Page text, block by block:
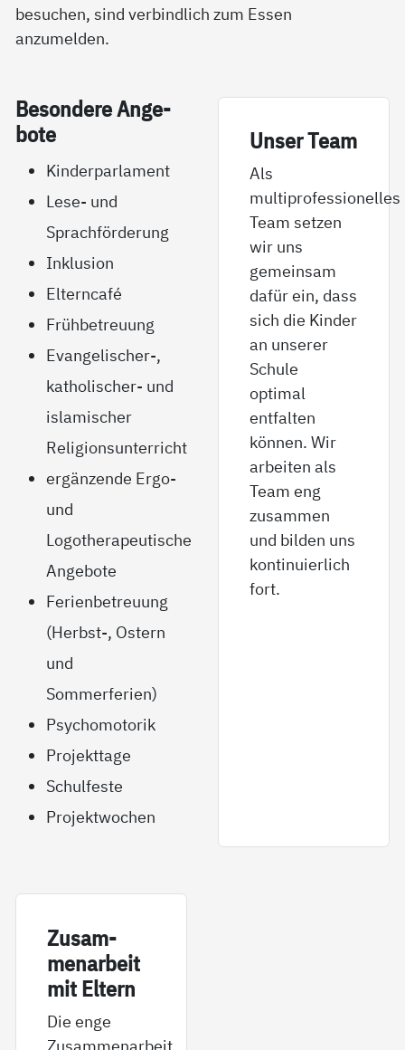
besuchen, sind verbindlich zum Essen
anzumelden.
Be­son­de­re An­ge­
bo­te
Kinderparlament
Lese- und
Sprachförderung
Inklusion
Elterncafé
Frühbetreuung
Evangelischer-,
katholischer- und
islamischer
Religionsunterricht
ergänzende Ergo-
und
Logotherapeutische
Angebote
Ferienbetreuung
(Herbst-, Ostern
und
Sommerferien)
Psychomotorik
Projekttage
Schulfeste
Projektwochen
Un­­ser Team
Als
multiprofessionelles
Team setzen
wir uns
gemeinsam
dafür ein, dass
sich die Kinder
an unserer
Schule
optimal
entfalten
können. Wir
arbeiten als
Team eng
zusammen
und bilden uns
kontinuierlich
fort.
Zu­sam­
men­ar­beit
mit El­tern
Die enge
Zusammenarbeit